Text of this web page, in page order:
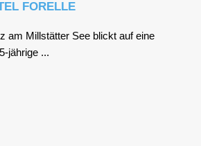
FORELLE
am Mill­stät­ter See blickt auf eine
jäh­ri­ge ...